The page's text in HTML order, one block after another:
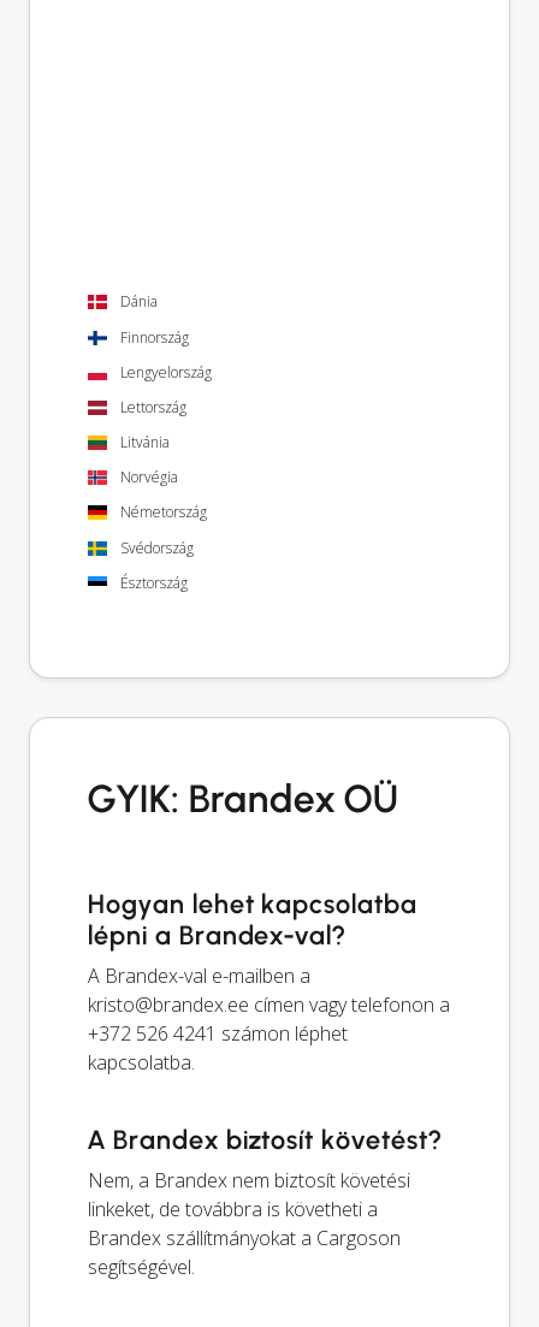
Dánia
Finnország
Lengyelország
Lettország
Litvánia
Norvégia
Németország
Svédország
Észtország
GYIK: Brandex OÜ
Hogyan lehet kapcsolatba
lépni a Brandex-val?
A Brandex-val e-mailben a
kristo@brandex.ee címen vagy telefonon a
+372 526 4241 számon léphet
kapcsolatba.
A Brandex biztosít követést?
Nem, a Brandex nem biztosít követési
linkeket, de továbbra is követheti a
Brandex szállítmányokat a Cargoson
segítségével.